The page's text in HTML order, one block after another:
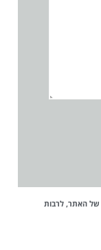
של האתר, לרבות